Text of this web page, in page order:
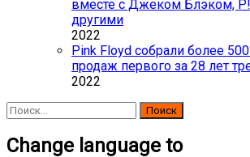
вместе с Джеком Блэком,
другими
2022
Pink Floyd собрали более
продаж первого за 28 лет
2022
Найти:
Change language to